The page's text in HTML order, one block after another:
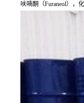
呋喃酮（Furaneol），